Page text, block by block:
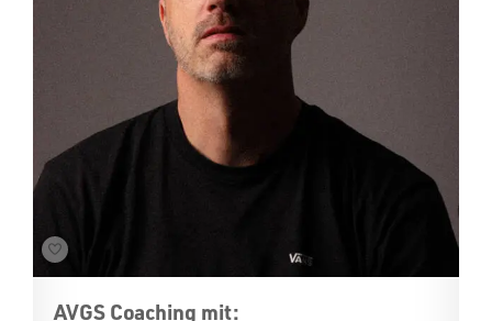
AVGS Coaching mit: